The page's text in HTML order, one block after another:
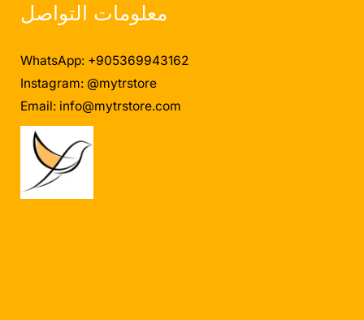
معلومات التواصل
WhatsApp: +905369943162
Instagram: @mytrstore
Email: info@mytrstore.com